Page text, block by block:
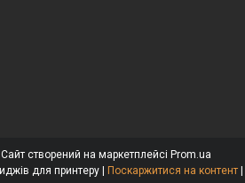
Сайт створений на маркетплейсі Prom.ua
Доктор Тонер - твій магазин картриджів для принтеру | Поскаржитися на контент |